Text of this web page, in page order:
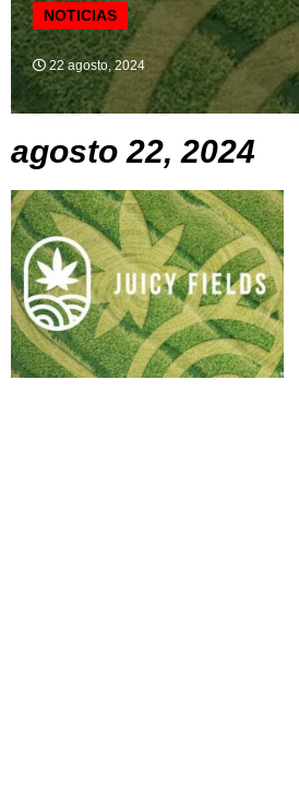
NOTICIAS
22 agosto, 2024
agosto 22, 2024